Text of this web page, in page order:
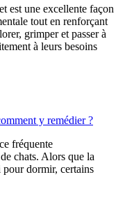
est une excellente façon
tout en renforçant
grimper et passer à
à leurs besoins
y remédier ?
fréquente
chats. Alors que la
pour dormir, certains